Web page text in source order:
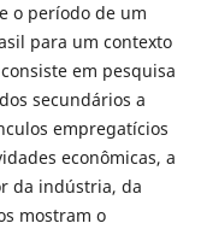
o período de um
para um contexto
em pesquisa
secundários a
empregatícios
econômicas, a
da indústria, da
mostram o